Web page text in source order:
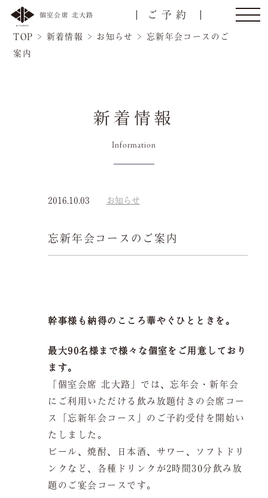
個室会席 北大路 ご予約
ご予約は当サイトが最もお得です。
ご宴会
空室検索
クーポン
プライバシーポリシ
TOP > 新着情報 > お知らせ > 忘新年会コースのご
案内
新着情報
Information
2016.10.03 お知らせ
忘新年会コースのご案内
幹事様も納得のこころ華やぐひとときを。
最大90名様まで様々な個室をご用意しており
ます。
「個室会席 北大路」では、忘年会・新年会
にご利用いただける飲み放題付きの会席コー
ス「忘新年会コース」のご予約受付を開始い
たしました。
ビール、焼酎、日本酒、サワー、ソフトドリ
ンクなど、各種ドリンクが2時間30分飲み放
題のご宴会コースです。